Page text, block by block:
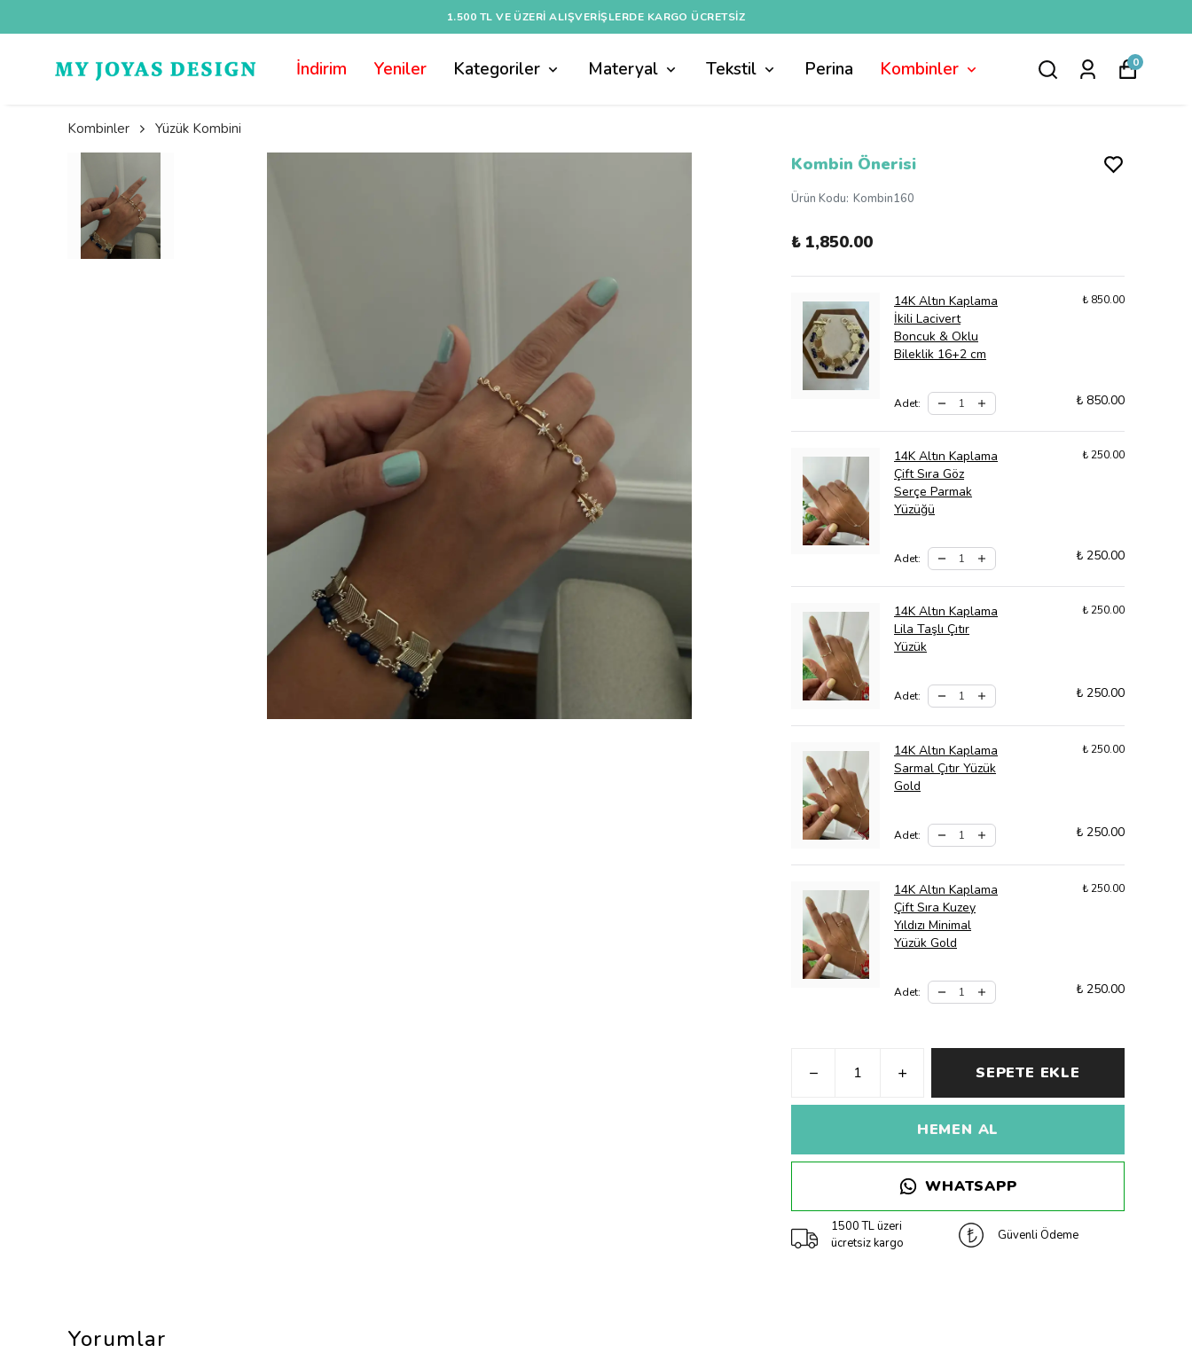
1.500 TL VE ÜZERI ALIŞVERIŞLERDE KARGO ÜCRETSİZ
İndirim Yeniler Kategoriler Materyal Tekstil Perina Kombinler 0
Kombinler Yüzük Kombini
Kombin Önerisi
Ürün Kodu: Kombin160
₺ 1,850.00
14K Altın Kaplama
İkili Lacivert
Boncuk & Oklu
Bileklik 16+2 cm
₺ 850.00
Adet: ₺ 850.00
14K Altın Kaplama
Çift Sıra Göz
Serçe Parmak
Yüzüğü
₺ 250.00
Adet: ₺ 250.00
14K Altın Kaplama
Lila Taşlı Çıtır
Yüzük
₺ 250.00
Adet: ₺ 250.00
14K Altın Kaplama
Sarmal Çıtır Yüzük
Gold
₺ 250.00
Adet: ₺ 250.00
14K Altın Kaplama
Çift Sıra Kuzey
Yıldızı Minimal
Yüzük Gold
₺ 250.00
Adet: ₺ 250.00
SEPETE EKLE
HEMEN AL
WHATSAPP
1500 TL üzeri
ücretsiz kargo
Güvenli Ödeme
Yorumlar